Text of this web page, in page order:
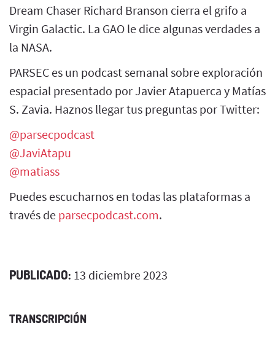
Dream Chaser Richard Branson cierra el grifo a
Virgin Galactic. La GAO le dice algunas verdades a
la NASA.
PARSEC es un podcast semanal sobre exploración
espacial presentado por Javier Atapuerca y Matías
S. Zavia. Haznos llegar tus preguntas por Twitter:
@parsecpodcast
@JaviAtapu
@matiass
Puedes escucharnos en todas las plataformas a
través de parsecpodcast.com.
PUBLICADO: 13 diciembre 2023
TRANSCRIPCIÓN